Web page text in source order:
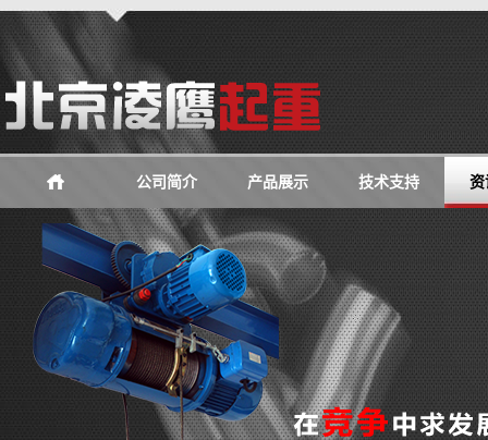
公司简介 产品展示 技术支持 资